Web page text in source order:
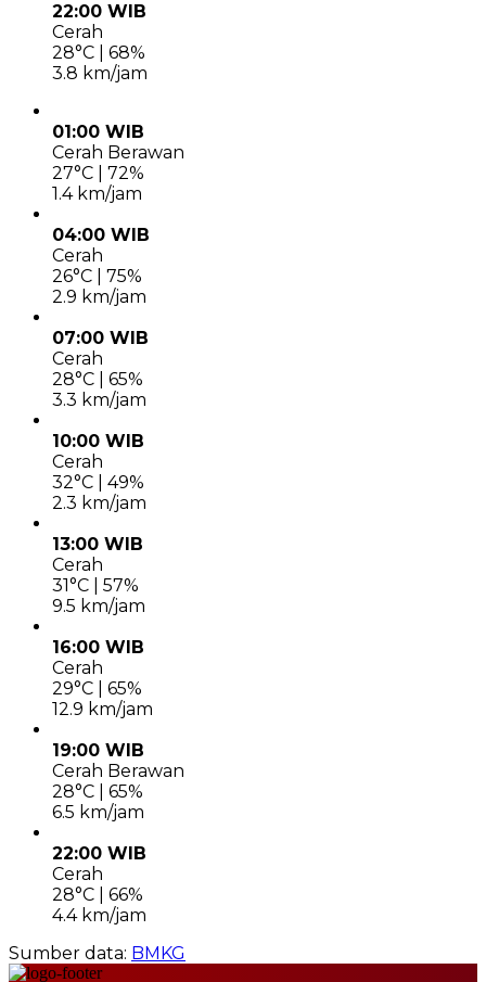
22:00 WIB
Cerah
28°C | 68%
3.8 km/jam
01:00 WIB
Cerah Berawan
27°C | 72%
1.4 km/jam
04:00 WIB
Cerah
26°C | 75%
2.9 km/jam
07:00 WIB
Cerah
28°C | 65%
3.3 km/jam
10:00 WIB
Cerah
32°C | 49%
2.3 km/jam
13:00 WIB
Cerah
31°C | 57%
9.5 km/jam
16:00 WIB
Cerah
29°C | 65%
12.9 km/jam
19:00 WIB
Cerah Berawan
28°C | 65%
6.5 km/jam
22:00 WIB
Cerah
28°C | 66%
4.4 km/jam
Sumber data: BMKG